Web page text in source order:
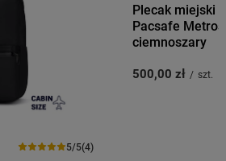
5/5(4)
Plecak miejski
Pacsafe
ciemnoszary
500,00 zł / szt.